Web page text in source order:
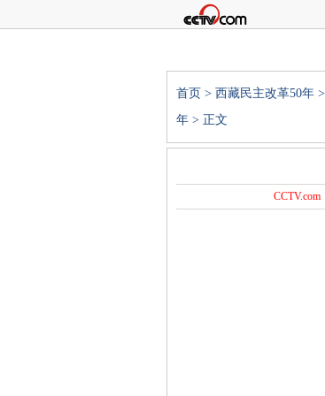
首页 > 西藏民主改革50年 >
年 > 正文
CCTV.com